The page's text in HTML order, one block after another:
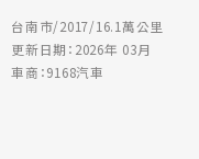
台南市/2017/16.1萬公里
更新日期：2026年 03月
車商：9168汽車